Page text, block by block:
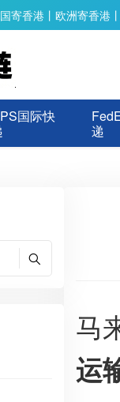
寄香港丨欧洲寄香港
国际快
递
马
运